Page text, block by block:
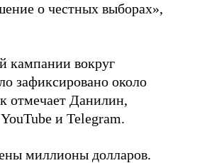
о честных выборах»,
кампании вокруг
зафиксировано около
отмечает Данилин,
и Telegram.
миллионы долларов.